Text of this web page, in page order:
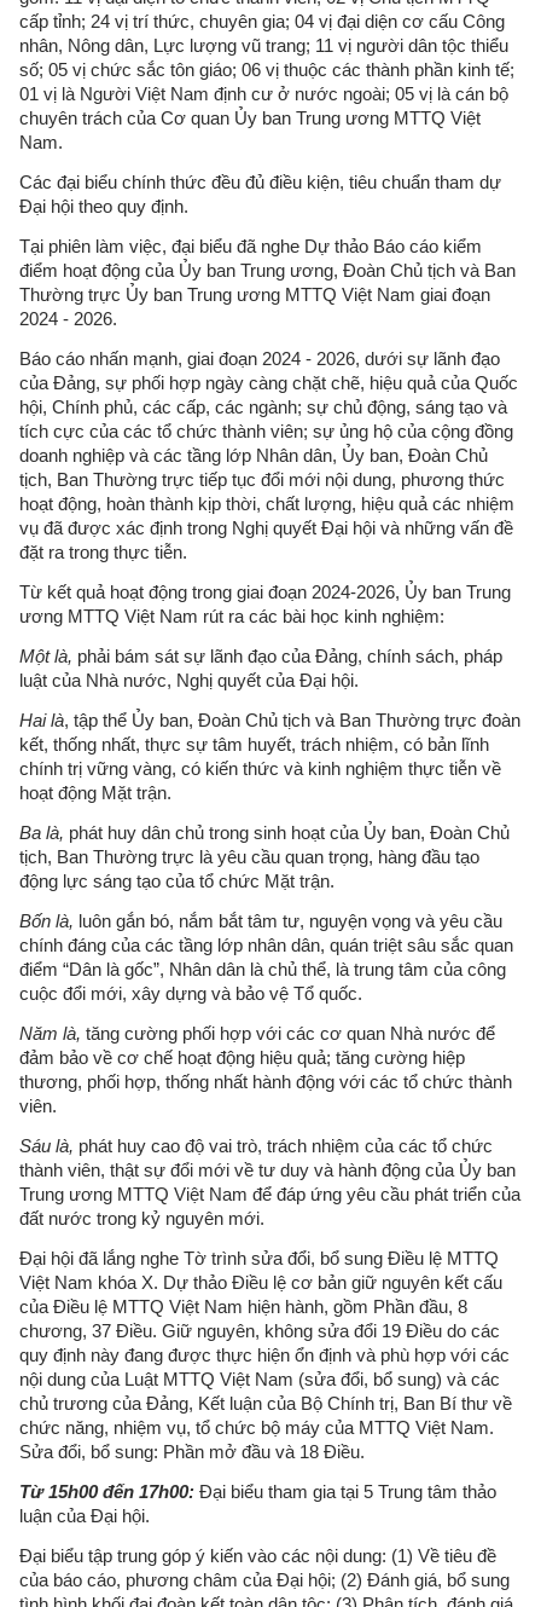
cấp tỉnh; 24 vị trí thức, chuyên gia; 04 vị đại diện cơ cấu Công
nhân, Nông dân, Lực lượng vũ trang; 11 vị người dân tộc thiểu
số; 05 vị chức sắc tôn giáo; 06 vị thuộc các thành phần kinh tế;
01 vị là Người Việt Nam định cư ở nước ngoài; 05 vị là cán bộ
chuyên trách của Cơ quan Ủy ban Trung ương MTTQ Việt
Nam.
Các đại biểu chính thức đều đủ điều kiện, tiêu chuẩn tham dự
Đại hội theo quy định.
Tại phiên làm việc, đại biểu đã nghe Dự thảo Báo cáo kiểm
điểm hoạt động của Ủy ban Trung ương, Đoàn Chủ tịch và Ban
Thường trực Ủy ban Trung ương MTTQ Việt Nam giai đoạn
2024 - 2026.
Báo cáo nhấn mạnh, giai đoạn 2024 - 2026, dưới sự lãnh đạo
của Đảng, sự phối hợp ngày càng chặt chẽ, hiệu quả của Quốc
hội, Chính phủ, các cấp, các ngành; sự chủ động, sáng tạo và
tích cực của các tổ chức thành viên; sự ủng hộ của cộng đồng
doanh nghiệp và các tầng lớp Nhân dân, Ủy ban, Đoàn Chủ
tịch, Ban Thường trực tiếp tục đổi mới nội dung, phương thức
hoạt động, hoàn thành kịp thời, chất lượng, hiệu quả các nhiệm
vụ đã được xác định trong Nghị quyết Đại hội và những vấn đề
đặt ra trong thực tiễn.
Từ kết quả hoạt động trong giai đoạn 2024-2026, Ủy ban Trung
ương MTTQ Việt Nam rút ra các bài học kinh nghiệm:
Một là, phải bám sát sự lãnh đạo của Đảng, chính sách, pháp
luật của Nhà nước, Nghị quyết của Đại hội.
Hai là, tập thể Ủy ban, Đoàn Chủ tịch và Ban Thường trực đoàn
kết, thống nhất, thực sự tâm huyết, trách nhiệm, có bản lĩnh
chính trị vững vàng, có kiến thức và kinh nghiệm thực tiễn về
hoạt động Mặt trận.
Ba là, phát huy dân chủ trong sinh hoạt của Ủy ban, Đoàn Chủ
tịch, Ban Thường trực là yêu cầu quan trọng, hàng đầu tạo
động lực sáng tạo của tổ chức Mặt trận.
Bốn là, luôn gắn bó, nắm bắt tâm tư, nguyện vọng và yêu cầu
chính đáng của các tầng lớp nhân dân, quán triệt sâu sắc quan
điểm “Dân là gốc”, Nhân dân là chủ thể, là trung tâm của công
cuộc đổi mới, xây dựng và bảo vệ Tổ quốc.
Năm là, tăng cường phối hợp với các cơ quan Nhà nước để
đảm bảo về cơ chế hoạt động hiệu quả; tăng cường hiệp
thương, phối hợp, thống nhất hành động với các tổ chức thành
viên.
Sáu là, phát huy cao độ vai trò, trách nhiệm của các tổ chức
thành viên, thật sự đổi mới về tư duy và hành động của Ủy ban
Trung ương MTTQ Việt Nam để đáp ứng yêu cầu phát triển của
đất nước trong kỷ nguyên mới.
Đại hội đã lắng nghe Tờ trình sửa đổi, bổ sung Điều lệ MTTQ
Việt Nam khóa X. Dự thảo Điều lệ cơ bản giữ nguyên kết cấu
của Điều lệ MTTQ Việt Nam hiện hành, gồm Phần đầu, 8
chương, 37 Điều. Giữ nguyên, không sửa đổi 19 Điều do các
quy định này đang được thực hiện ổn định và phù hợp với các
nội dung của Luật MTTQ Việt Nam (sửa đổi, bổ sung) và các
chủ trương của Đảng, Kết luận của Bộ Chính trị, Ban Bí thư về
chức năng, nhiệm vụ, tổ chức bộ máy của MTTQ Việt Nam.
Sửa đổi, bổ sung: Phần mở đầu và 18 Điều.
Từ 15h00 đến 17h00: Đại biểu tham gia tại 5 Trung tâm thảo
luận của Đại hội.
Đại biểu tập trung góp ý kiến vào các nội dung: (1) Về tiêu đề
của báo cáo, phương châm của Đại hội; (2) Đánh giá, bổ sung